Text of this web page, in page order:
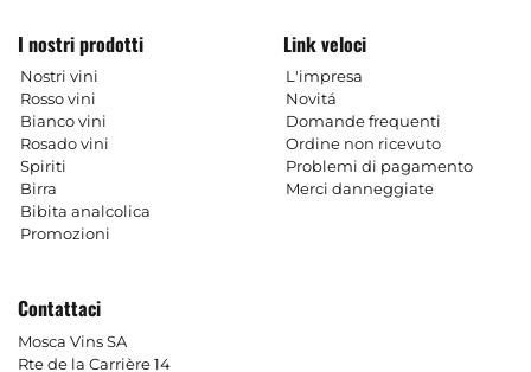
I nostri prodotti
Nostri vini
Rosso vini
Bianco vini
Rosado vini
Spiriti
Birra
Bibita analcolica
Promozioni
Link veloci
L'impresa
Novitá
Domande frequenti
Ordine non ricevuto
Problemi di pagamento
Merci danneggiate
Contattaci
Mosca Vins SA
Rte de la Carrière 14